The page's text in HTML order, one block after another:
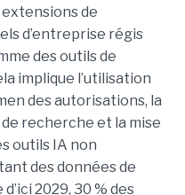
de
d’entreprise régis
des outils de
implique l’utilisation
des autorisations, la
recherche et la mise
outils IA non
des données de
2029, 30 % des